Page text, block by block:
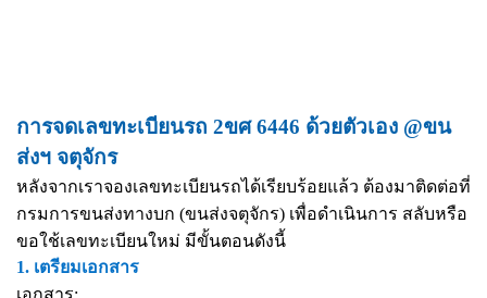
การจดเลขทะเบียนรถ 2ขศ 6446 ด้วยตัวเอง @ขน
ส่งฯ จตุจักร
หลังจากเราจองเลขทะเบียนรถได้เรียบร้อยแล้ว ต้องมาติดต่อที่
กรมการขนส่งทางบก (ขนส่งจตุจักร) เพื่อดำเนินการ สลับหรือ
ขอใช้เลขทะเบียนใหม่ มีขั้นตอนดังนี้
1. เตรียมเอกสาร
เอกสาร: